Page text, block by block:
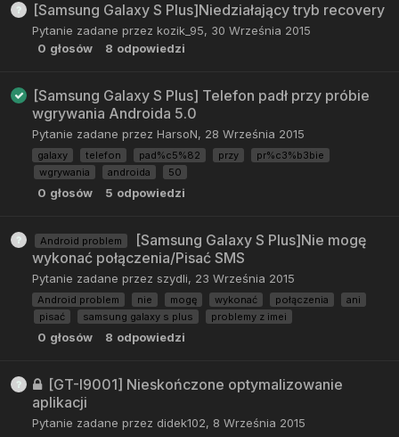
[Samsung Galaxy S Plus]Niedziałający tryb recovery
Pytanie zadane przez kozik_95, 30 Września 2015
0 głosów 8 odpowiedzi
[Samsung Galaxy S Plus] Telefon padł przy próbie
wgrywania Androida 5.0
Pytanie zadane przez HarsoN, 28 Września 2015
galaxy telefon pad%c5%82 przy
pr%c3%b3bie
wgrywania
androida 50
0 głosów 5 odpowiedzi
Android problem
[Samsung Galaxy S Plus]Nie mogę
wykonać połączenia/Pisać SMS
Pytanie zadane przez szydli, 23 Września 2015
Android problem nie mogę wykonać połączenia
ani
pisać
samsung galaxy s plus problemy z imei
0 głosów 8 odpowiedzi
[GT-I9001] Nieskończone optymalizowanie
aplikacji
Pytanie zadane przez didek102, 8 Września 2015